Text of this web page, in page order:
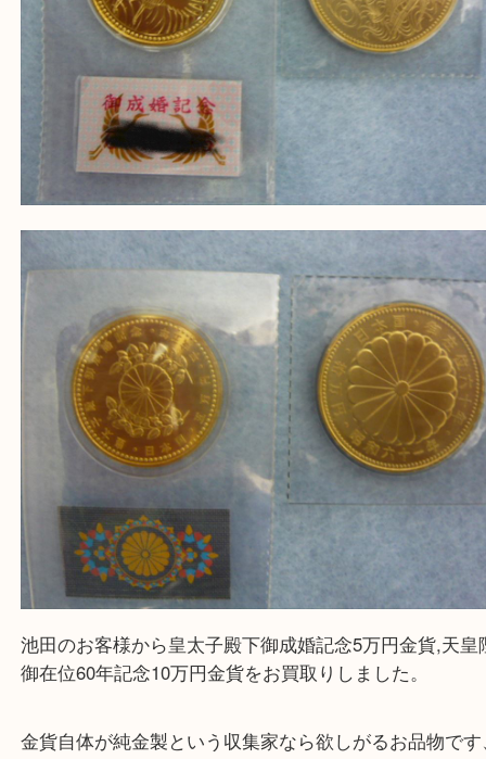
Facebook
Twitter
Line
皇太子殿下御成婚記念 5万円金貨 天皇陛下
年記念 10万円金貨
公開日:2021/07/20 最終更新日:2025/07/19
皇太子殿下御成婚記念 5万円金貨 天皇陛下御在位60年記念 10万円金貨（
子殿下御成婚記念5万円金貨 天皇陛下御在位60年記念10万円金貨
金 天皇陛下御在位60年記念 金製品 御成婚記念5万円